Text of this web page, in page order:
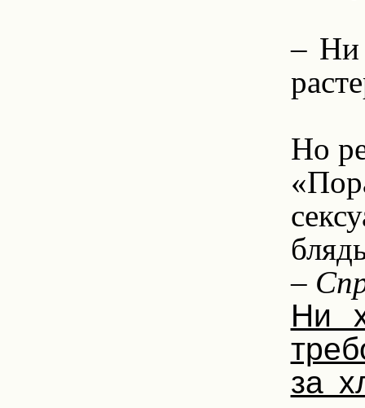
– Ни
Но
–
Ни
за